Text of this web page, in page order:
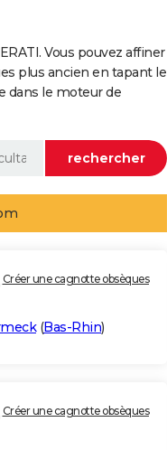
Vous pouvez affiner
plus ancien en tapant le
dans le moteur de
Créer une cagnotte obsèques
(Bas-Rhin)
Créer une cagnotte obsèques